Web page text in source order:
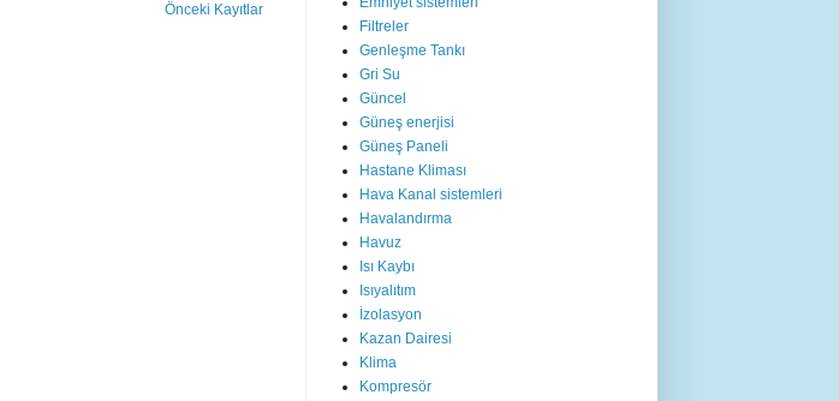
Önceki Kayıtlar
Filtreler
Genleşme Tankı
Gri Su
Güncel
Güneş enerjisi
Güneş Paneli
Hastane Kliması
Hava Kanal sistemleri
Havalandırma
Havuz
Isı Kaybı
Isıyalıtım
İzolasyon
Kazan Dairesi
Klima
Kompresör